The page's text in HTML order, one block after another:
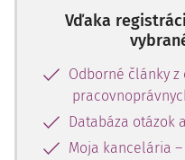
Cieľom
zabezpečenie
zamestnávateľom a
ustanovených pravidiel
pracovnej zmluvy.
V súlade s
Vďaka
Odborné články
Databáza otázok
Moja kancelária